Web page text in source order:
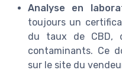
Analyse en
toujours un
du taux de CBD,
contaminants. Ce
sur le site du